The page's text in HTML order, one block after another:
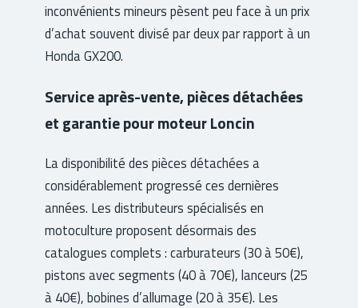
inconvénients mineurs pèsent peu face à un prix
d’achat souvent divisé par deux par rapport à un
Honda GX200.
Service après-vente, pièces détachées
et garantie pour moteur Loncin
La disponibilité des pièces détachées a
considérablement progressé ces dernières
années. Les distributeurs spécialisés en
motoculture proposent désormais des
catalogues complets : carburateurs (30 à 50€),
pistons avec segments (40 à 70€), lanceurs (25
à 40€), bobines d’allumage (20 à 35€). Les